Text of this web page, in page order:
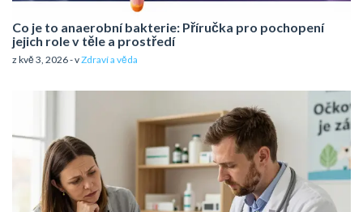
Co je to anaerobní bakterie: Příručka pro pochopení
jejich role v těle a prostředí
z kvě 3, 2026 - vZdraví a věda